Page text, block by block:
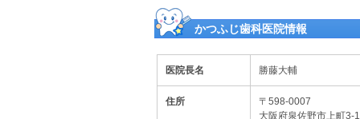
かつふじ歯科医院情報
医院長名 勝藤大輔
住所
〒598-0007
大阪府泉佐野市上町